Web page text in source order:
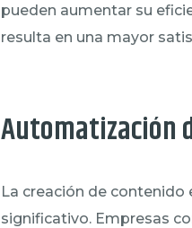
pueden aumentar su
resulta en una mayor
Automatización
La creación de contenido
significativo. Empresas